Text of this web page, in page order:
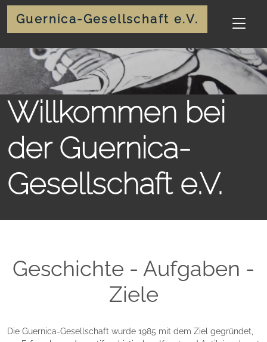
Guernica-Gesellschaft e.V.
Willkommen bei
der Guernica-
Gesellschaft e.V.
Geschichte - Aufgaben -
Ziele
Die Guernica-Gesellschaft wurde 1985 mit dem Ziel gegründet,